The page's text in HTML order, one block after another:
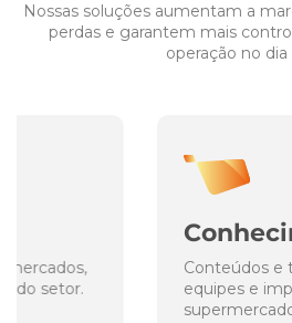
Nossas soluções aumentam a
perdas e garantem mais
operação no dia
Conhecimento
Conteúdos e treinamentos
equipes e impulsionam a